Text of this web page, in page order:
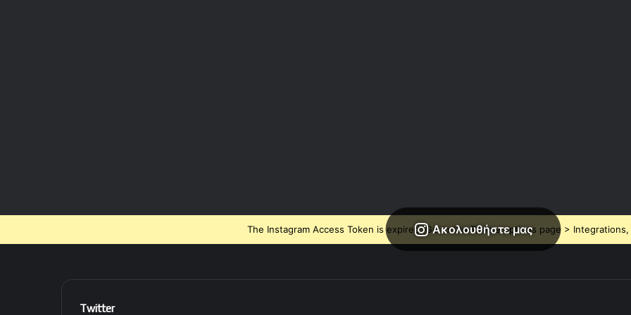
Ακολουθήστε μας
The Instagram Access Token is expired, Go to the Theme options page >
Twitter